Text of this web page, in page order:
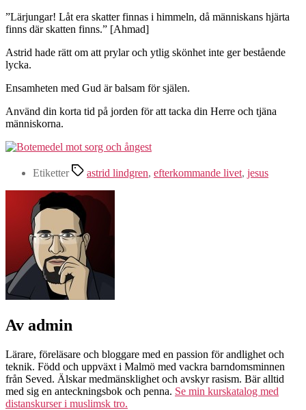
”Lärjungar! Låt era skatter finnas i himmeln, då människans hjärta
finns där skatten finns.” [Ahmad]
Astrid hade rätt om att prylar och ytlig skönhet inte ger bestående
lycka.
Ensamheten med Gud är balsam för själen.
Använd din korta tid på jorden för att tacka din Herre och tjäna
människorna.
Etiketter astrid lindgren, efterkommande livet, jesus
Av admin
Lärare, föreläsare och bloggare med en passion för andlighet och
teknik. Född och uppväxt i Malmö med vackra barndomsminnen
från Seved. Älskar medmänsklighet och avskyr rasism. Bär alltid
med sig en anteckningsbok och penna. Se min kurskatalog med
distanskurser i muslimsk tro.